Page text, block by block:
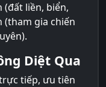
liền, biển,
(tham gia chiến
Diệt Qua
tiếp, ưu tiên